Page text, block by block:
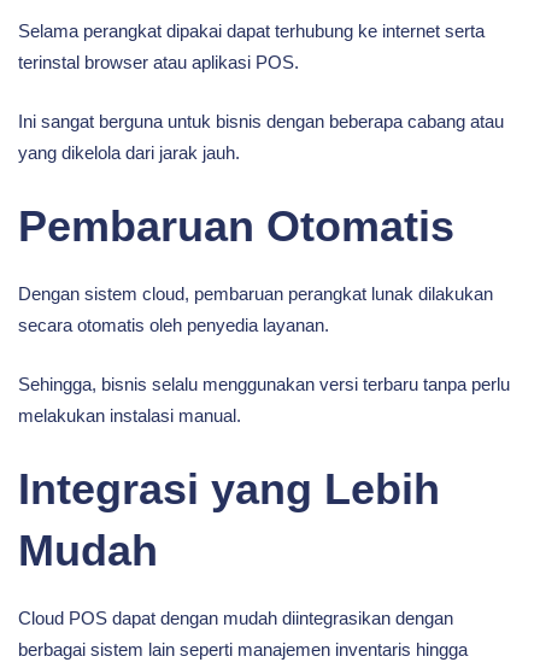
Selama perangkat dipakai dapat terhubung ke internet serta
terinstal browser atau aplikasi POS.
Ini sangat berguna untuk bisnis dengan beberapa cabang atau
yang dikelola dari jarak jauh.
Pembaruan Otomatis
Dengan sistem cloud, pembaruan perangkat lunak dilakukan
secara otomatis oleh penyedia layanan.
Sehingga, bisnis selalu menggunakan versi terbaru tanpa perlu
melakukan instalasi manual.
Integrasi yang Lebih
Mudah
Cloud POS dapat dengan mudah diintegrasikan dengan
berbagai sistem lain seperti manajemen inventaris hingga